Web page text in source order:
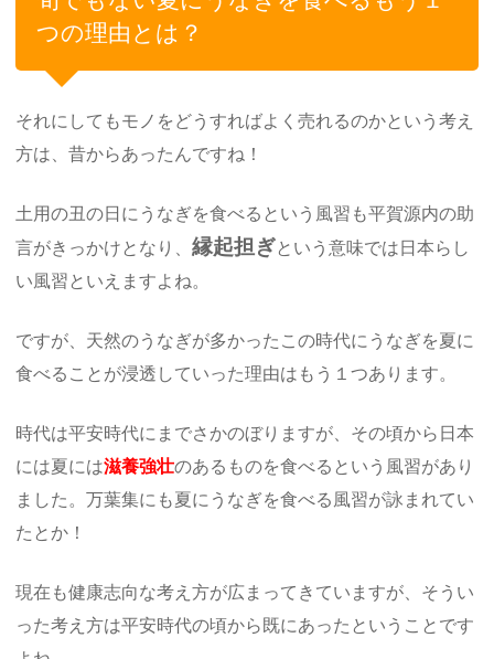
つの理由とは？
それにしてもモノをどうすればよく売れるのかという考え
方は、昔からあったんですね！
土用の丑の日にうなぎを食べるという風習も平賀源内の助
言がきっかけとなり、縁起担ぎという意味では日本らし
い風習といえますよね。
ですが、天然のうなぎが多かったこの時代にうなぎを夏に
食べることが浸透していった理由はもう１つあります。
時代は平安時代にまでさかのぼりますが、その頃から日本
には夏には滋養強壮のあるものを食べるという風習があり
ました。万葉集にも夏にうなぎを食べる風習が詠まれてい
たとか！
現在も健康志向な考え方が広まってきていますが、そうい
った考え方は平安時代の頃から既にあったということです